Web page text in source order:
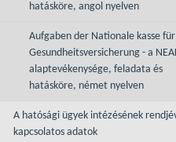
hatásköre, angol nyelven
Aufgaben der Nationale kasse für
Gesundheitsversicherung - a
alaptevékenysége, feladata és
hatásköre, német nyelven
A hatósági ügyek intézésének
kapcsolatos adatok